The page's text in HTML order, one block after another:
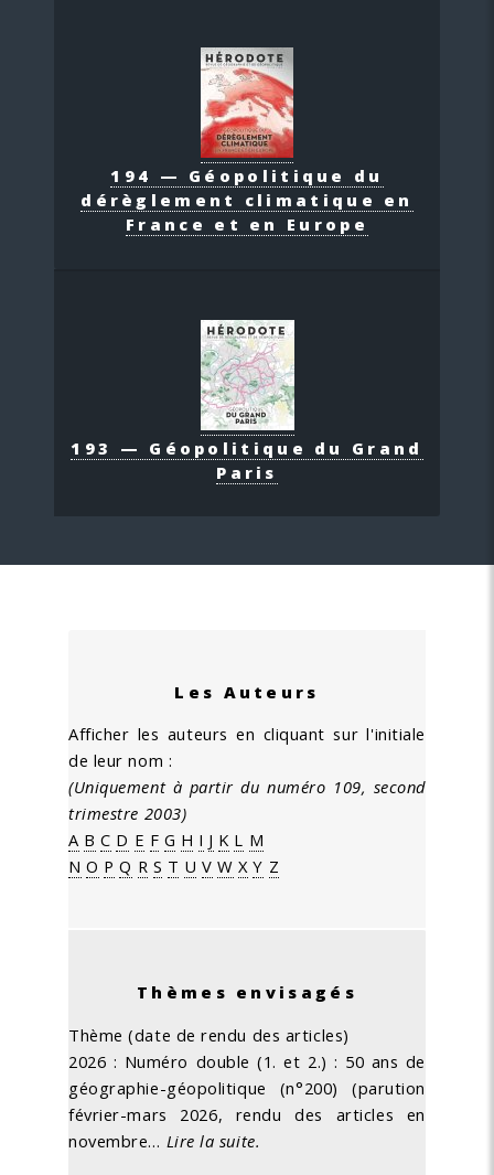
194 — Géopolitique du
dérèglement climatique en
France et en Europe
193 — Géopolitique du Grand
Paris
Les Auteurs
Afficher les auteurs en cliquant sur l'initiale
de leur nom :
(Uniquement à partir du numéro 109, second
trimestre 2003)
A B C D E F G H I J K L M
N O P Q R S T U V W X Y Z
Thèmes envisagés
Thème (date de rendu des articles)
2026 : Numéro double (1. et 2.) : 50 ans de
géographie-géopolitique (n°200) (parution
février-mars 2026, rendu des articles en
novembre… Lire la suite.